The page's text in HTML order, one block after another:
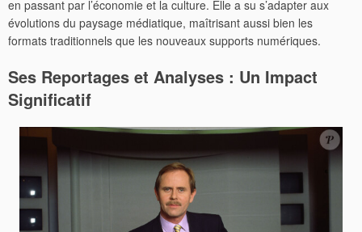
en passant par l’économie et la culture. Elle a su s’adapter aux
évolutions du paysage médiatique, maîtrisant aussi bien les
formats traditionnels que les nouveaux supports numériques.
Ses Reportages et Analyses : Un Impact
Significatif